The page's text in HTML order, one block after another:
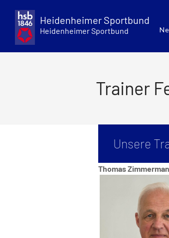
content
Heidenheimer Sportbund
Heidenheimer Sportbund
Trainer
Unsere
Thomas